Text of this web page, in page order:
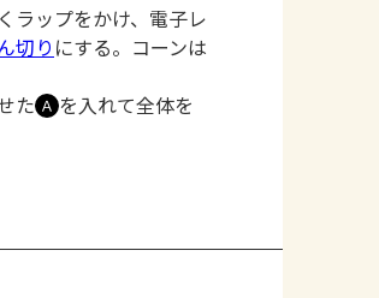
ラップをかけ、電子レ
切り にする。コーンは
た Ａ を入れて全体を